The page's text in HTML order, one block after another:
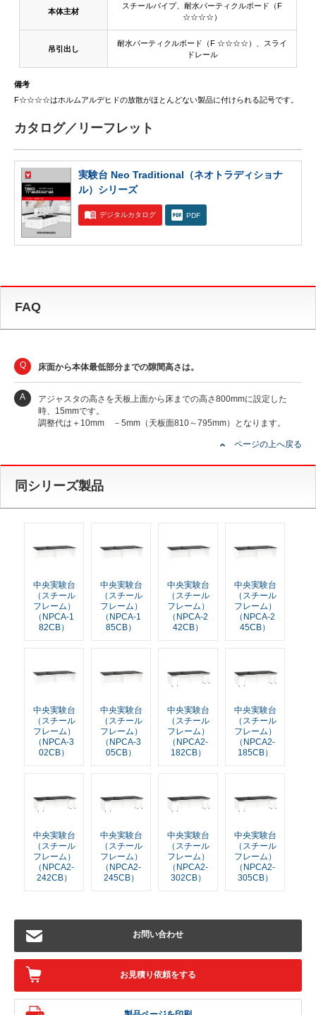
本体主材
スチールパイプ、耐水パーティクルボード（F
☆☆☆☆）
吊引出し
耐水パーティクルボード（F ☆☆☆☆）、スライ
ドレール
備考
F☆☆☆☆はホルムアルデヒドの放散がほとんどない製品に付けられる記号です。
カタログ／リーフレット
実験台 Neo Traditional（ネオトラディショナ
ル）シリーズ
デジタルカタログ PDF
FAQ
Q 床面から本体最低部分までの隙間高さは。
A
アジャスタの高さを天板上面から床までの高さ800mmに設定した
時、15mmです。
調整代は＋10mm －5mm（天板面810～795mm）となります。
ページの上へ戻る
同シリーズ製品
中央実験台
（スチール
フレーム）
（NPCA-1
82CB）
中央実験台
（スチール
フレーム）
（NPCA-1
85CB）
中央実験台
（スチール
フレーム）
（NPCA-2
42CB）
中央実験台
（スチール
フレーム）
（NPCA-2
45CB）
中央実験台
（スチール
フレーム）
（NPCA-3
02CB）
中央実験台
（スチール
フレーム）
（NPCA-3
05CB）
中央実験台
（スチール
フレーム）
（NPCA2-
182CB）
中央実験台
（スチール
フレーム）
（NPCA2-
185CB）
中央実験台
（スチール
フレーム）
（NPCA2-
242CB）
中央実験台
（スチール
フレーム）
（NPCA2-
245CB）
中央実験台
（スチール
フレーム）
（NPCA2-
302CB）
中央実験台
（スチール
フレーム）
（NPCA2-
305CB）
お問い合わせ
お見積り依頼をする